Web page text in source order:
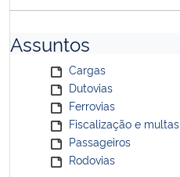
Assuntos
Cargas
Dutovias
Ferrovias
Fiscalização e multas
Passageiros
Rodovias